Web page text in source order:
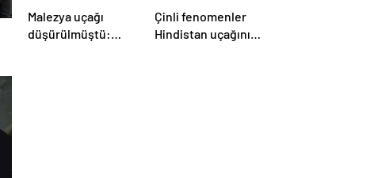
Malezya uçağı
düşürülmüştü:
Çinli fenomenler
Hindistan uçağının